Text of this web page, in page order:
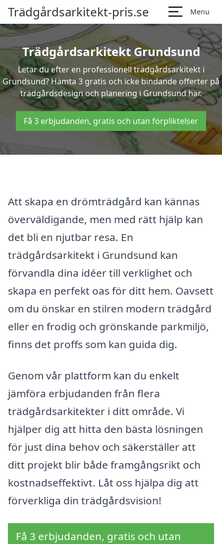
Trädgårdsarkitekt-pris.se Menu
Trädgårdsarkitekt Grundsund
Letar du efter en professionell trädgårdsarkitekt i
Grundsund? Hämta 3 gratis och icke bindande offerter på
trädgårdsdesign och planering i Grundsund här.
Få 3 erbjudanden, gratis och utan förpliktelser
Att skapa en drömträdgård kan kännas
överväldigande, men med rätt hjälp kan
det bli en njutbar resa. En
trädgårdsarkitekt i Grundsund kan
förvandla dina idéer till verklighet och
skapa en perfekt oas för ditt hem. Oavsett
om du önskar en stilren modern trädgård
eller en frodig och grönskande parkmiljö,
finns det proffs som kan guida dig.
Genom vår plattform kan du enkelt
jämföra erbjudanden från flera
trädgårdsarkitekter i ditt område. Vi
hjälper dig att hitta den bästa lösningen
för just dina behov och säkerställer att
ditt projekt blir både framgångsrikt och
kostnadseffektivt. Låt oss hjälpa dig att
förverkliga din trädgårdsvision!
Få 3 erbjudanden, gratis och utan